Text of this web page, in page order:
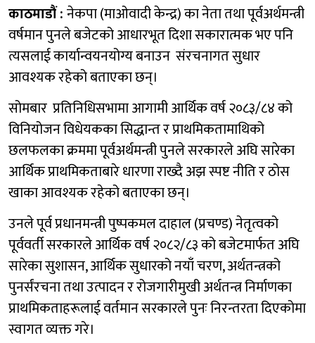
काठमाडौं :नेकपा (माओवादी केन्द्र) का नेता तथा पूर्वअर्थमन्त्री
वर्षमान पुनले बजेटको आधारभूत दिशा सकारात्मक भए पनि
त्यसलाई कार्यान्वयनयोग्य बनाउन संरचनागत सुधार
आवश्यक रहेको बताएका छन्।
सोमबार प्रतिनिधिसभामा आगामी आर्थिक वर्ष २०८३/८४ को
विनियोजन विधेयकका सिद्धान्त र प्राथमिकतामाथिको
छलफलका क्रममा पूर्वअर्थमन्त्री पुनले सरकारले अघि सारेका
आर्थिक प्राथमिकताबारे धारणा राख्दै अझ स्पष्ट नीति र ठोस
खाका आवश्यक रहेको बताएका छन्।
उनले पूर्व प्रधानमन्त्री पुष्पकमल दाहाल (प्रचण्ड) नेतृत्वको
पूर्ववर्ती सरकारले आर्थिक वर्ष २०८२/८३ को बजेटमार्फत अघि
सारेका सुशासन, आर्थिक सुधारको नयाँ चरण, अर्थतन्त्रको
पुनर्संरचना तथा उत्पादन र रोजगारीमुखी अर्थतन्त्र निर्माणका
प्राथमिकताहरूलाई वर्तमान सरकारले पुनः निरन्तरता दिएकोमा
स्वागत व्यक्त गरे।